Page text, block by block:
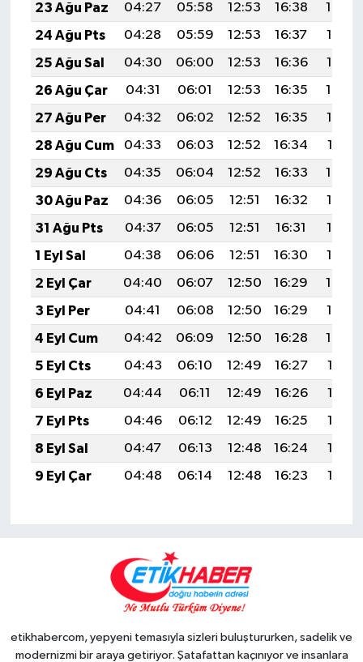
23 Ağu Paz
04:27 05:58 12:53 16:38
19:39
24 Ağu Pts
04:28 05:59 12:53 16:37
19:37
25 Ağu Sal
04:30 06:00 12:53 16:36
19:36
26 Ağu Çar
04:31 06:01 12:53 16:35
19:34
27 Ağu Per
04:32 06:02 12:52 16:35
19:33
28 Ağu Cum
04:33 06:03 12:52 16:34
19:31
29 Ağu Cts
04:35 06:04 12:52 16:33
19:30
30 Ağu Paz
04:36 06:05 12:51 16:32
19:28
31 Ağu Pts
04:37 06:05 12:51 16:31
19:27
1 Eyl Sal
04:38 06:06 12:51 16:30
19:25
2 Eyl Çar
04:40 06:07 12:50 16:29
19:24
3 Eyl Per
04:41 06:08 12:50 16:29
19:22
4 Eyl Cum
04:42 06:09 12:50 16:28
19:20
5 Eyl Cts
04:43 06:10 12:49 16:27
19:19
6 Eyl Paz
04:44 06:11 12:49 16:26
19:17
7 Eyl Pts
04:46 06:12 12:49 16:25
19:16
8 Eyl Sal
04:47 06:13 12:48 16:24
19:14
9 Eyl Çar
04:48 06:14 12:48 16:23 19:12
etikhabercom, yepyeni temasıyla sizleri buluştururken, sadelik ve
modernizmi bir araya getiriyor. Şatafattan kaçınıyor ve insanlara